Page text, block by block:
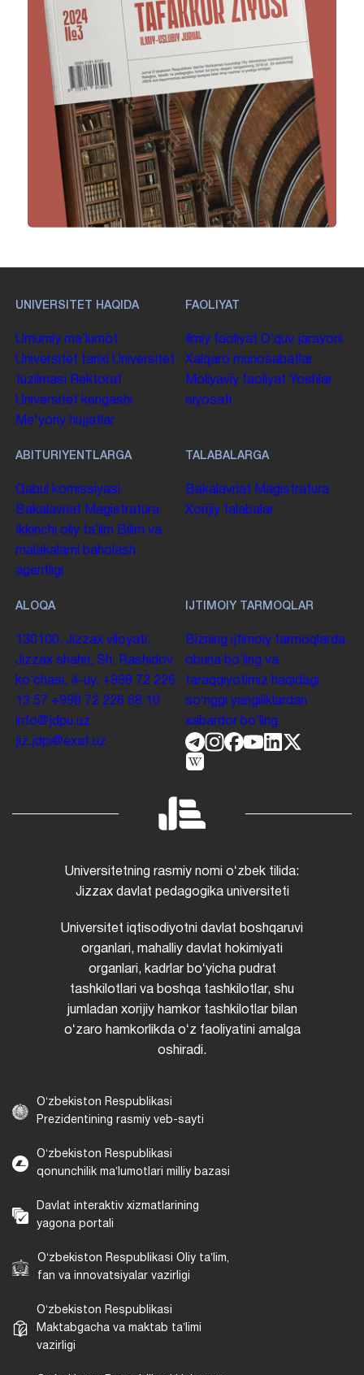
UNIVERSITET HAQIDA
Umumiy maʼlumot
Universitet tarixi Universitet
tuzilmasi
Rektorat
Universitet kengashi
Me'yoriy hujjatlar
FAOLIYAT
Ilmiy faoliyat Oʻquv jarayoni
Xalqaro munosabatlar
Moliyaviy faoliyat Yoshlar
siyosati
ABITURIYENTLARGA
Qabul komissiyasi
Bakalavriat Magistratura
Ikkinchi oliy taʼlim Bilim va
malakalarni baholash
agentligi
TALABALARGA
Bakalavriat Magistratura
Xorijiy talabalar
ALOQA
130100. Jizzax viloyati,
Jizzax shahri, Sh. Rashidov
koʻchasi, 4-uy. +998 72 226
13 57 +998 72 226 68 10
info@jdpu.uz
jiz.jdpi@exat.uz
IJTIMOIY TARMOQLAR
Bizning ijtimoiy tarmoqlarda
obuna boʻling va
taraqqiyotimiz haqidagi
soʻnggi yangiliklardan
xabardor boʻling.
Universitetning rasmiy nomi oʻzbek tilida:
Jizzax davlat pedagogika universiteti
Universitet iqtisodiyotni davlat boshqaruvi
organlari, mahalliy davlat hokimiyati
organlari, kadrlar boʻyicha pudrat
tashkilotlari va boshqa tashkilotlar, shu
jumladan xorijiy hamkor tashkilotlar bilan
oʻzaro hamkorlikda oʻz faoliyatini amalga
oshiradi.
Oʻzbekiston Respublikasi
Prezidentining rasmiy veb-sayti
Oʻzbekiston Respublikasi
qonunchilik maʼlumotlari milliy bazasi
Davlat interaktiv xizmatlarining
yagona portali
Oʻzbekiston Respublikasi Oliy taʼlim,
fan va innovatsiyalar vazirligi
Oʻzbekiston Respublikasi
Maktabgacha va maktab taʼlimi
vazirligi